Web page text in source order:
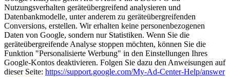
Nutzungsverhalten geräteübergreifend analysieren und
Datenbankmodelle, unter anderem zu geräteübergreifenden
Conversions, erstellen. Wir erhalten keine personenbezogenen
Daten von Google, sondern nur Statistiken. Wenn Sie die
geräteübergreifende Analyse stoppen möchten, können Sie die
Funktion "Personalisierte Werbung" in den Einstellungen Ihres
Google-Kontos deaktivieren. Folgen Sie dazu den Anweisungen auf
dieser Seite: https://support.google.com/My-Ad-Center-Help/answer